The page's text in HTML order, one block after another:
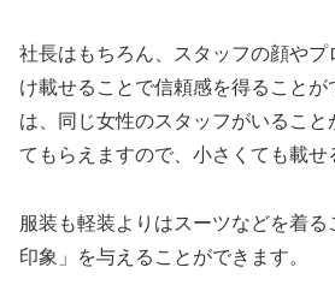
社長はもちろん、スタッフの顔や
け載せることで信頼感を得ることが
は、同じ女性のスタッフがいること
てもらえますので、小さくても載せ
服装も軽装よりはスーツなどを着る
印象」を与えることができます。